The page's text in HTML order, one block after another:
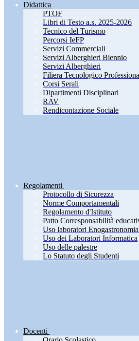
Didattica
PTOF
Libri di Testo a.s. 2025-2026
Tecnico del Turismo
Percorsi IeFP
Servizi Commerciali
Servizi Alberghieri Biennio
Servizi Alberghieri
Filiera Tecnologico
Corsi Serali
Dipartimenti Disciplinari
RAV
Rendicontazione Sociale
Regolamenti
Protocollo di Sicurezza
Norme Comportamentali
Regolamento d'Istituto
Patto Corresponsabilità
Uso laboratori
Uso dei Laboratori Informatica
Uso delle palestre
Lo Statuto degli Studenti
Docenti